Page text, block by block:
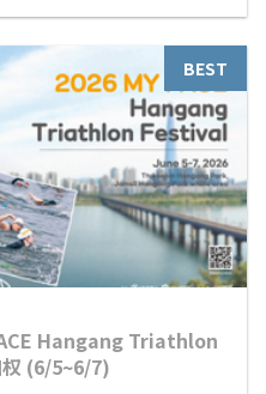
BEST
Hangang Triathlon
(6/5~6/7)